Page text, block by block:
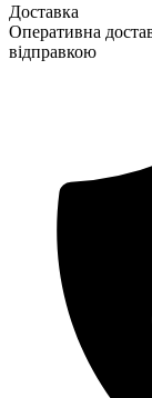
Доставка
Оперативна
відправкою